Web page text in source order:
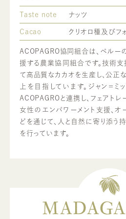
Taste note ナッツ
Cacao クリオロ種及びフ
ACOPAGRO協同組合は、ペルー
援する農業協同組合です。技術支
て高品質なカカオを生産し、公正
上を目指しています。ジャン＝ミ
ACOPAGROと連携し、フェアト
女性のエンパワーメント支援、オ
どを通じて、人と自然に寄り添う
を行っています。